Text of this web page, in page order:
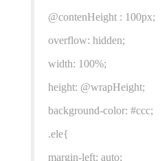
@contenHeight : 100px;
overflow: hidden;
width: 100%;
height: @wrapHeight;
background-color: #ccc;
.ele{
margin-left: auto;